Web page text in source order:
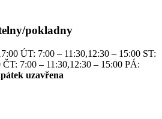
pokladny
ÚT: 7:00 – 11:30,12:30 – 15:00 ST:
7:00 – 11:30,12:30 – 15:00 PÁ:
uzavřena